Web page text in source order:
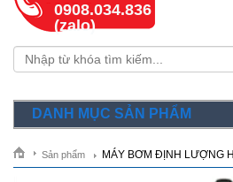
0908.034.836
(zalo)
DANH MỤC SẢN PHẨM
Sản phẩm MÁY BƠM ĐỊNH LƯỢNG